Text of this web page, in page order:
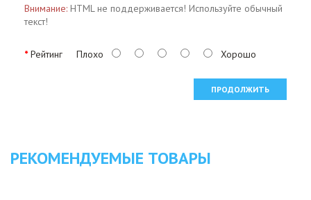
Внимание: HTML не поддерживается! Используйте обычный
текст!
Рейтинг Плохо Хорошо
ПРОДОЛЖИТЬ
РЕКОМЕНДУЕМЫЕ ТОВАРЫ